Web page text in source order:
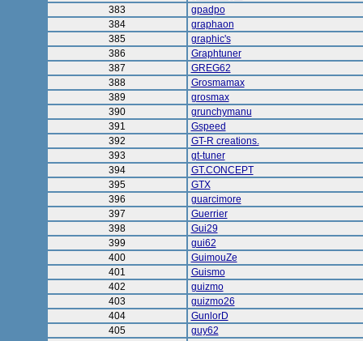
383
gpadpo
384
graphaon
385
graphic's
386
Graphtuner
387
GREG62
388
Grosmamax
389
grosmax
390
grunchymanu
391
Gspeed
392
GT-R creations.
393
gt-tuner
394
GT.CONCEPT
395
GTX
396
guarcimore
397
Guerrier
398
Gui29
399
gui62
400
GuimouZe
401
Guismo
402
guizmo
403
guizmo26
404
GunlorD
405
guy62